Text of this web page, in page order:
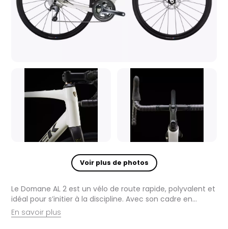
Voir plus de photos
Le Domane AL 2 est un vélo de route rapide, polyvalent et
idéal pour s’initier à la discipline. Avec son cadre en...
En savoir plus